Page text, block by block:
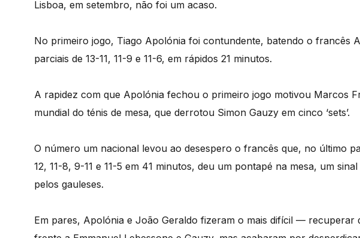
Lisboa, em setembro, não foi um acaso.
No primeiro jogo, Tiago Apolónia foi contundente, batendo o francês
parciais de 13-11, 11-9 e 11-6, em rápidos 21 minutos.
A rapidez com que Apolónia fechou o primeiro jogo motivou Marcos
mundial do ténis de mesa, que derrotou Simon Gauzy em cinco ‘sets’.
O número um nacional levou ao desespero o francês que, no último
12, 11-8, 9-11 e 11-5 em 41 minutos, deu um pontapé na mesa, um
pelos gauleses.
Em pares, Apolónia e João Geraldo fizeram o mais difícil — recuperar